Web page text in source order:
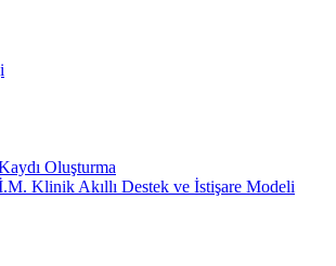
Oluşturma
Klinik Akıllı Destek ve İstişare Modeli